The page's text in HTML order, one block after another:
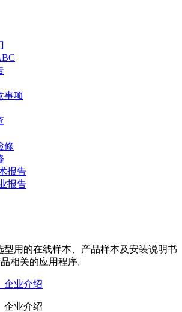
事项
修
报告
报告
型用的在线样本、产品样本及安装说明书
相关的应用程序。
企业介绍
企业介绍